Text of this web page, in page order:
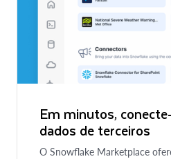
Em minutos,
dados de terceiros
O Snowflake Marketplace